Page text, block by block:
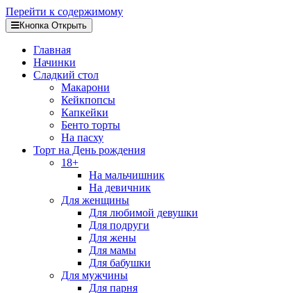
Перейти к содержимому
Кнопка Открыть
Главная
Начинки
Сладкий стол
Макарони
Кейкпопсы
Капкейки
Бенто торты
На пасху
Торт на День рождения
18+
На мальчишник
На девичник
Для женщины
Для любимой девушки
Для подруги
Для жены
Для мамы
Для бабушки
Для мужчины
Для парня